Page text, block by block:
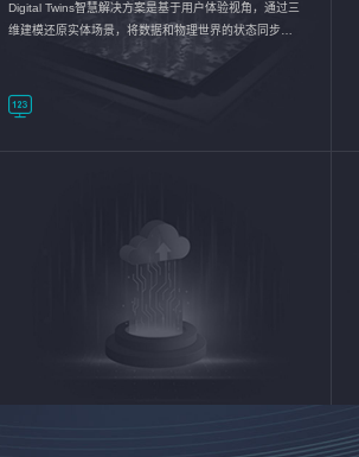
Digital Twins智慧解决方案是基于用户体验视角，通过三
维建模还原实体场景，将数据和物理世界的状态同步呈
现，使用户对关键数据有更直观的感受，推动各行业完
成智能化转型，实现新旧动能的转换